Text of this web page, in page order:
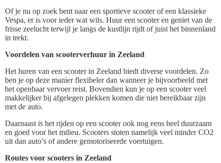
Of je nu op zoek bent naar een sportieve scooter of een klassieke
Vespa, er is voor ieder wat wils. Huur een scooter en geniet van de
frisse zeelucht terwijl je langs de kustlijn rijdt of juist het binnenland
in trekt.
Voordelen van scooterverhuur in Zeeland
Het huren van een scooter in Zeeland biedt diverse voordelen. Zo
ben je op deze manier flexibeler dan wanneer je bijvoorbeeld met
het openbaar vervoer reist. Bovendien kun je op een scooter veel
makkelijker bij afgelegen plekken komen die niet bereikbaar zijn
met de auto.
Daarnaast is het rijden op een scooter ook nog eens heel duurzaam
en goed voor het milieu. Scooters stoten namelijk veel minder CO2
uit dan auto’s of andere gemotoriseerde voertuigen.
Routes voor scooters in Zeeland